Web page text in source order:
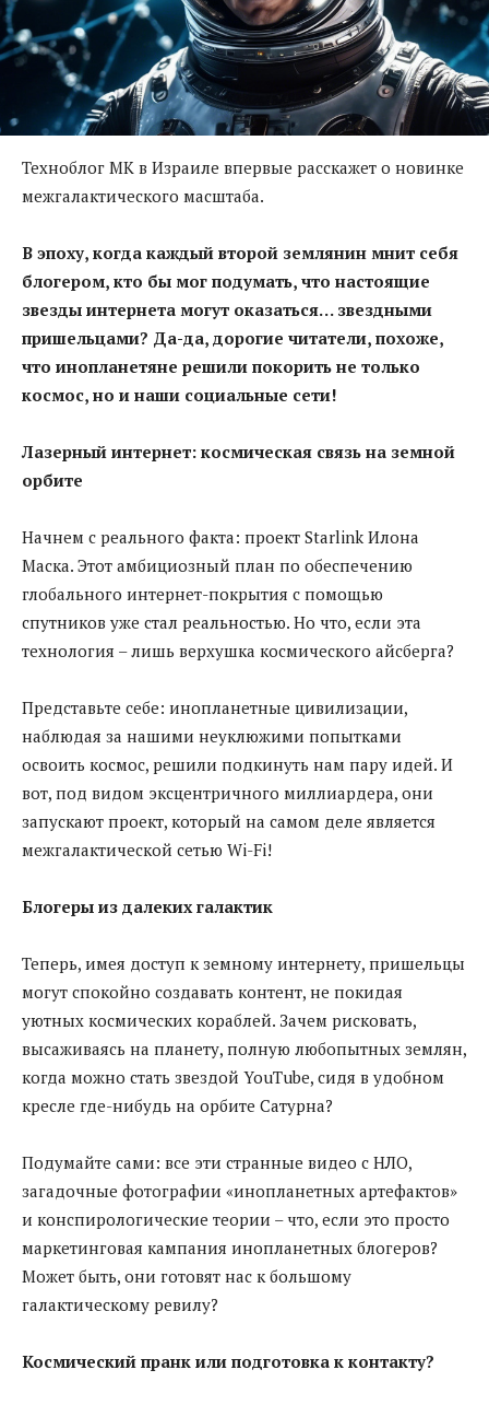
Техноблог МК в Израиле впервые расскажет о новинке
межгалактического масштаба.
В эпоху, когда каждый второй землянин мнит себя
блогером, кто бы мог подумать, что настоящие
звезды интернета могут оказаться… звездными
пришельцами? Да-да, дорогие читатели, похоже,
что инопланетяне решили покорить не только
космос, но и наши социальные сети!
Лазерный интернет: космическая связь на земной
орбите
Начнем с реального факта: проект Starlink Илона
Маска. Этот амбициозный план по обеспечению
глобального интернет-покрытия с помощью
спутников уже стал реальностью. Но что, если эта
технология – лишь верхушка космического айсберга?
Представьте себе: инопланетные цивилизации,
наблюдая за нашими неуклюжими попытками
освоить космос, решили подкинуть нам пару идей. И
вот, под видом эксцентричного миллиардера, они
запускают проект, который на самом деле является
межгалактической сетью Wi-Fi!
Блогеры из далеких галактик
Теперь, имея доступ к земному интернету, пришельцы
могут спокойно создавать контент, не покидая
уютных космических кораблей. Зачем рисковать,
высаживаясь на планету, полную любопытных землян,
когда можно стать звездой YouTube, сидя в удобном
кресле где-нибудь на орбите Сатурна?
Подумайте сами: все эти странные видео с НЛО,
загадочные фотографии «инопланетных артефактов»
и конспирологические теории – что, если это просто
маркетинговая кампания инопланетных блогеров?
Может быть, они готовят нас к большому
галактическому ревилу?
Космический пранк или подготовка к контакту?